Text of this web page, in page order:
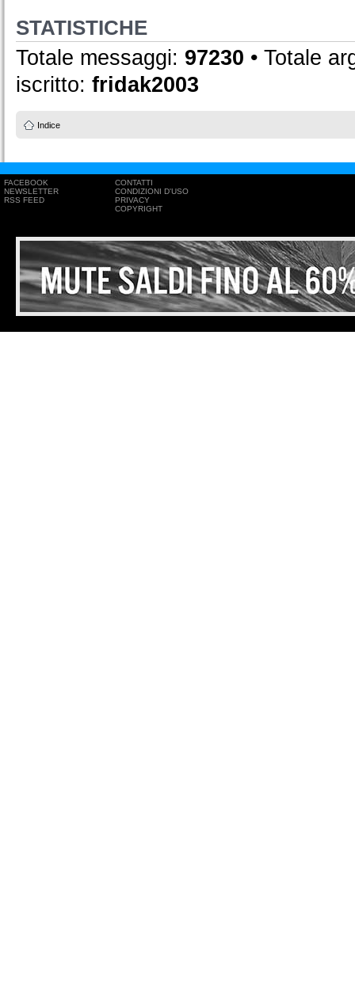
STATISTICHE
Totale messaggi: 97230 • Totale
iscritto: fridak2003
Indice
FACEBOOK
NEWSLETTER
RSS FEED
CONTATTI
CONDIZIONI D'USO
PRIVACY
COPYRIGHT